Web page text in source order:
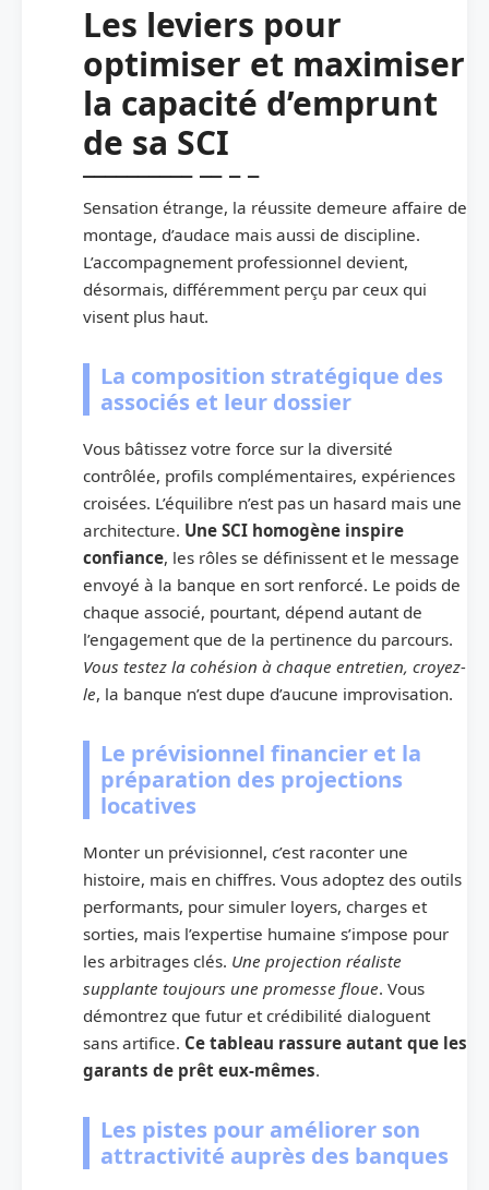
Les leviers pour
optimiser et maximiser
la capacité d’emprunt
de sa SCI
Sensation étrange, la réussite demeure affaire de
montage, d’audace mais aussi de discipline.
L’accompagnement professionnel devient,
désormais, différemment perçu par ceux qui
visent plus haut.
La composition stratégique des
associés et leur dossier
Vous bâtissez votre force sur la diversité
contrôlée, profils complémentaires, expériences
croisées. L’équilibre n’est pas un hasard mais une
architecture. Une SCI homogène inspire
confiance, les rôles se définissent et le message
envoyé à la banque en sort renforcé. Le poids de
chaque associé, pourtant, dépend autant de
l’engagement que de la pertinence du parcours.
Vous testez la cohésion à chaque entretien, croyez-
le, la banque n’est dupe d’aucune improvisation.
Le prévisionnel financier et la
préparation des projections
locatives
Monter un prévisionnel, c’est raconter une
histoire, mais en chiffres. Vous adoptez des outils
performants, pour simuler loyers, charges et
sorties, mais l’expertise humaine s’impose pour
les arbitrages clés. Une projection réaliste
supplante toujours une promesse floue. Vous
démontrez que futur et crédibilité dialoguent
sans artifice. Ce tableau rassure autant que les
garants de prêt eux-mêmes.
Les pistes pour améliorer son
attractivité auprès des banques